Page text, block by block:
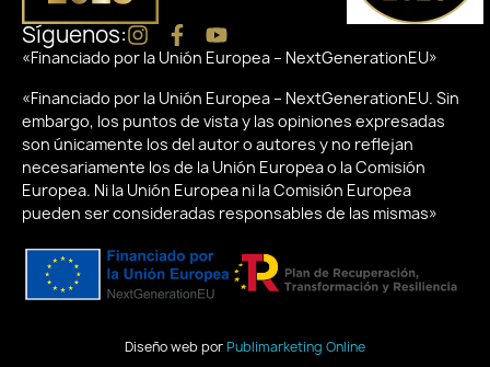
Síguenos:
«Financiado por la Unión Europea – NextGenerationEU»
«Financiado por la Unión Europea – NextGenerationEU. Sin
embargo, los puntos de vista y las opiniones expresadas
son únicamente los del autor o autores y no reflejan
necesariamente los de la Unión Europea o la Comisión
Europea. Ni la Unión Europea ni la Comisión Europea
pueden ser consideradas responsables de las mismas»
Diseño web porPublimarketing Online